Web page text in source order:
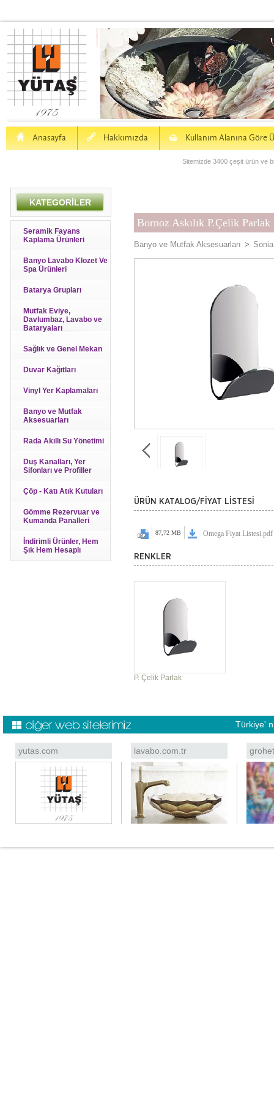
Anasayfa
H Hakkımızda
a Kullanım Alanına Göre
S
Sitemizde 3400 çeşit ürün ve
KATEGORİLER
Seramik Fayans
Kaplama Ürünleri
Banyo Lavabo Klozet Ve
Spa Ürünleri
Batarya Grupları
Mutfak Eviye,
Davlumbaz, Lavabo ve
Bataryaları
Sağlık ve Genel Mekan
Duvar Kağıtları
Vinyl Yer Kaplamaları
Banyo ve Mutfak
Aksesuarları
Rada Akıllı Su Yönetimi
Duş Kanalları, Yer
Sifonları ve Profiller
Çöp - Katı Atık Kutuları
Gömme Rezervuar ve
Kumanda Panalleri
İndirimli Ürünler, Hem
Şık Hem Hesaplı
Bornoz Askılık P.Çelik Parlak
Banyo ve Mutfak Aksesuarları >
ÜRÜN KATALOG/FİYAT LİSTESİ
87,72 MB Omega Fiyat Listesi.pdf
RENKLER
P. Çelik Parlak
Türkiye'
yutas.com lavabo.com.tr